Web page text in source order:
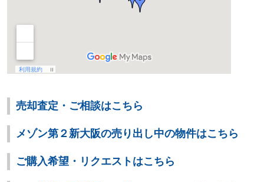
売却査定・ご相談はこちら
メゾン第２新大阪の売り出し中の物件はこちら
ご購入希望・リクエストはこちら